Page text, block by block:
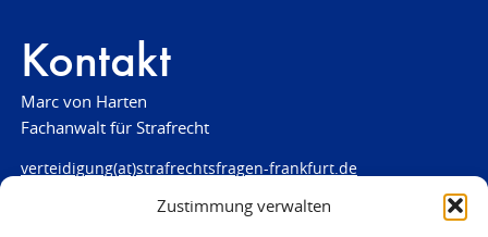
Zustimmung verwalten
Kontakt
Marc von Harten
Fachanwalt für Strafrecht
verteidigung(at)strafrechtsfragen-frankfurt.de
www.strafrechtsfragen-frankfurt.de